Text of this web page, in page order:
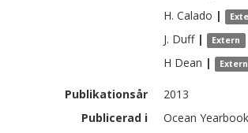
H. Calado |
J. Duff | Extern
H Dean | Extern
Publikationsår
2013
Publicerad i
Ocean